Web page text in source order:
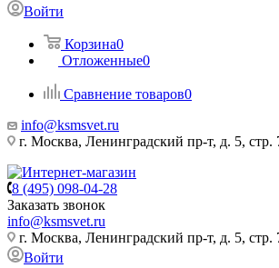
Войти
Корзина0
Отложенные0
Сравнение товаров0
info@ksmsvet.ru
г. Москва, Ленинградский пр-т, д. 5, стр.
8 (495) 098-04-28
Заказать звонок
info@ksmsvet.ru
г. Москва, Ленинградский пр-т, д. 5, стр.
Войти